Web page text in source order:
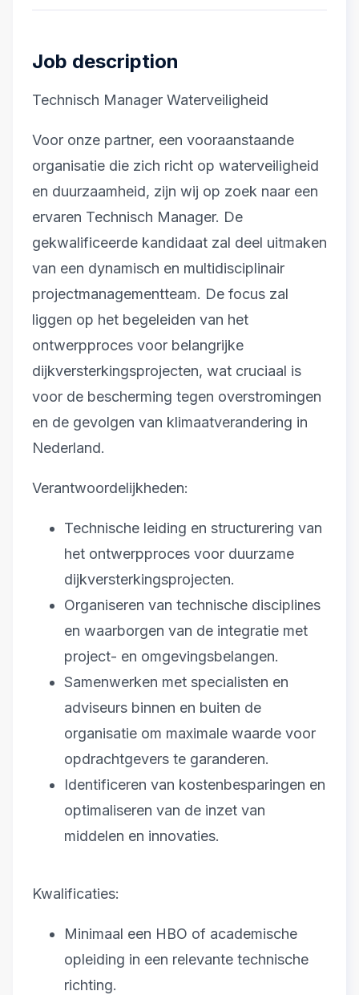
Job description
Technisch Manager Waterveiligheid
Voor onze partner, een vooraanstaande
organisatie die zich richt op waterveiligheid
en duurzaamheid, zijn wij op zoek naar een
ervaren Technisch Manager. De
gekwalificeerde kandidaat zal deel uitmaken
van een dynamisch en multidisciplinair
projectmanagementteam. De focus zal
liggen op het begeleiden van het
ontwerpproces voor belangrijke
dijkversterkingsprojecten, wat cruciaal is
voor de bescherming tegen overstromingen
en de gevolgen van klimaatverandering in
Nederland.
Verantwoordelijkheden:
Technische leiding en structurering van
het ontwerpproces voor duurzame
dijkversterkingsprojecten.
Organiseren van technische disciplines
en waarborgen van de integratie met
project- en omgevingsbelangen.
Samenwerken met specialisten en
adviseurs binnen en buiten de
organisatie om maximale waarde voor
opdrachtgevers te garanderen.
Identificeren van kostenbesparingen en
optimaliseren van de inzet van
middelen en innovaties.
Kwalificaties:
Minimaal een HBO of academische
opleiding in een relevante technische
richting.